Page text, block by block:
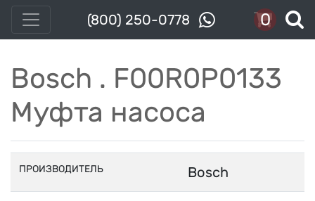
(800) 250-0778 0
Bosch . F00R0P0133
Муфта насоса
ПРОИЗВОДИТЕЛЬ Bosch